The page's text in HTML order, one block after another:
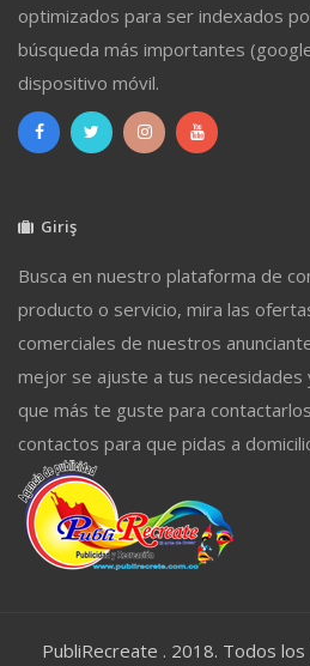
optimizados para ser indexados
búsqueda más importantes
dispositivo móvil.
Giriş
Busca en nuestro plataforma de
producto o servicio, mira las
comerciales de nuestros
mejor se ajuste a tus necesidades
que más te guste para
contactos para que pidas a
PubliRecreate . 2018. Todos